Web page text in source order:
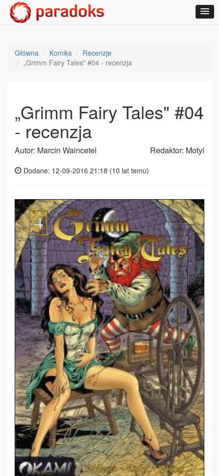
Główna Komiks
Recenzje
„Grimm Fairy Tales" #04 - recenzja
„Grimm Fairy Tales" #04
- recenzja
Autor: Marcin Waincetel Redaktor: Motyl
Dodane: 12-09-2016 21:18 (10 lat temu)